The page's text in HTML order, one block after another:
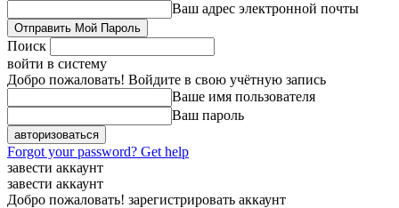
Ваш адрес электронной почты
Поиск
войти в систему
Добро пожаловать! Войдите в свою учётную запись
Ваше имя пользователя
Ваш пароль
Forgot your password? Get help
завести аккаунт
завести аккаунт
Добро пожаловать! зарегистрировать аккаунт